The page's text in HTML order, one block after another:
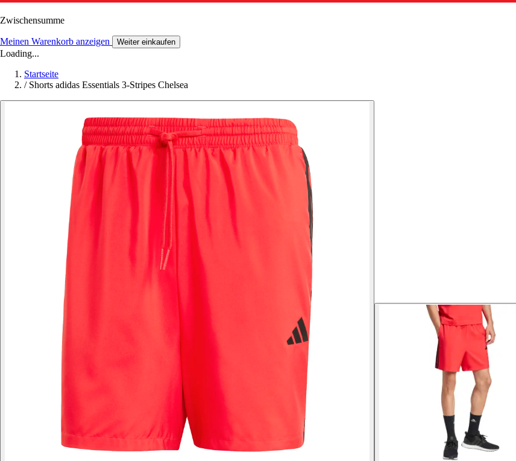
Zwischensumme
Meinen Warenkorb anzeigen Weiter einkaufen
Loading...
Startseite
/ Shorts adidas Essentials 3-Stripes Chelsea